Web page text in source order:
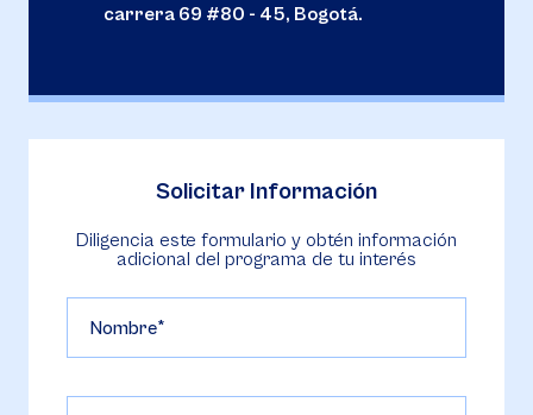
carrera 69 #80 - 45, Bogotá.
Solicitar Información
Diligencia este formulario y obtén información
adicional del programa de tu interés
Nombre